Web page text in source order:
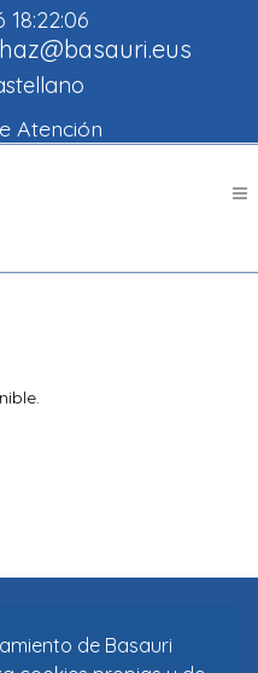
18:22:07
haz@basauri.eus
Atención
de Basauri